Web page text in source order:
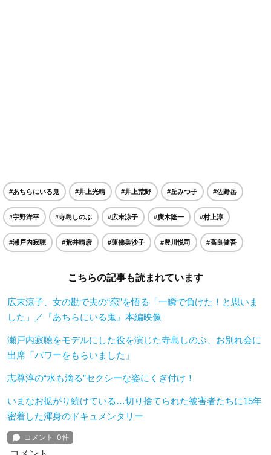
#あちらにいる鬼 #井上光晴 #井上荒野 #丘みつ子 #佐野岳
#宇野洋平 #寺島しのぶ #広末涼子 #廣木隆一 #村上淳
#瀬戸内寂聴 #荒井晴彦 #蓮佛美沙子 #豊川悦司 #高良健吾
こちらの記事も読まれています
広末涼子、女の勘で夫の“恋”を悟る「一瞬で負けた！と思いま
した」／『あちらにいる鬼』本編映像
瀬戸内寂聴をモデルにした役を演じた寺島しのぶ、お別れ会に
出席「パワーをもらいました」
志尊淳の“水も滴る”セクシーな姿にくぎ付け！
いまなお拡がり続けている…切り捨てられた被害者たちに15年
密着した渾身のドキュメンタリー